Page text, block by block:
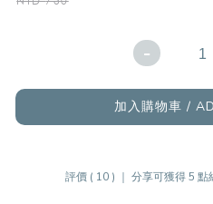
-
加入購物車 /
評價 ( 10 ) ｜分享可獲得 5